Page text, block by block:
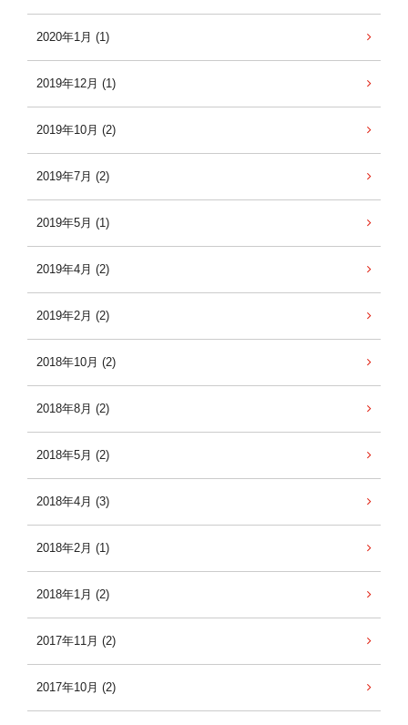
2020年1月 (1)
2019年12月 (1)
2019年10月 (2)
2019年7月 (2)
2019年5月 (1)
2019年4月 (2)
2019年2月 (2)
2018年10月 (2)
2018年8月 (2)
2018年5月 (2)
2018年4月 (3)
2018年2月 (1)
2018年1月 (2)
2017年11月 (2)
2017年10月 (2)